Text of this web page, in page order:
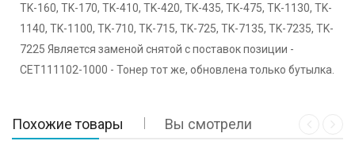
TK-160, TK-170, TK-410, TK-420, TK-435, TK-475, TK-1130, TK-
1140, TK-1100, TK-710, TK-715, TK-725, TK-7135, TK-7235, TK-
7225 Является заменой снятой с поставок позиции -
CET111102-1000 - Тонер тот же, обновлена только бутылка.
Похожие товары Вы смотрели